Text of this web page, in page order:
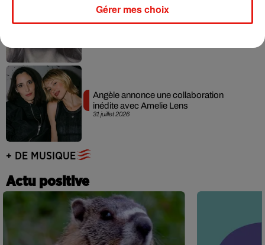
album « Petals »
31 juillet 2026
Angèle annonce une collaboration
inédite avec Amelie Lens
+ DE MUSIQUE
Actu positive
Gérer mes choix